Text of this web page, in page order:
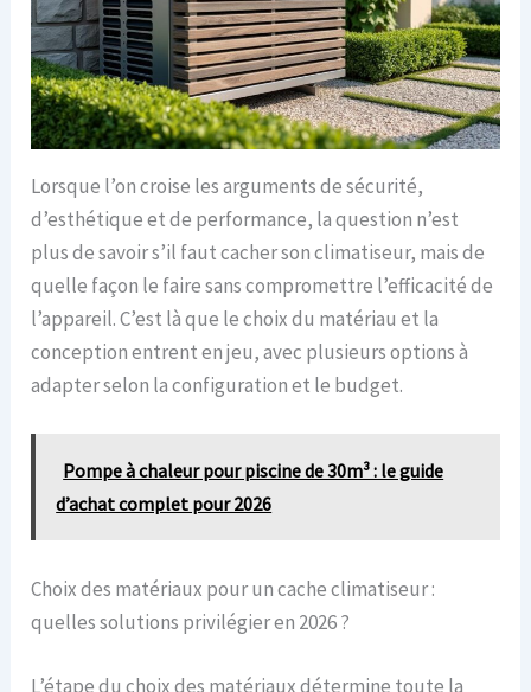
Lorsque l’on croise les arguments de sécurité,
d’esthétique et de performance, la question n’est
plus de savoir s’il faut cacher son climatiseur, mais de
quelle façon le faire sans compromettre l’efficacité de
l’appareil. C’est là que le choix du matériau et la
conception entrent en jeu, avec plusieurs options à
adapter selon la configuration et le budget.
Pompe à chaleur pour piscine de 30m³ : le guide
d’achat complet pour 2026
Choix des matériaux pour un cache climatiseur :
quelles solutions privilégier en 2026 ?
L’étape du choix des matériaux détermine toute la